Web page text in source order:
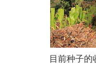
目前种子的